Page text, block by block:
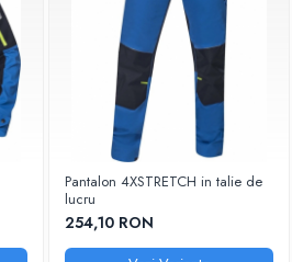
Pantalon 4XSTRETCH in talie de
lucru
254,10 RON